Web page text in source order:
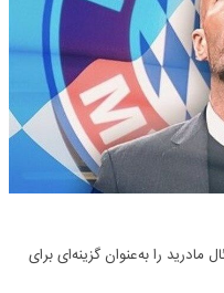
مادرید را به‌عنوان گزینه‌ای برای